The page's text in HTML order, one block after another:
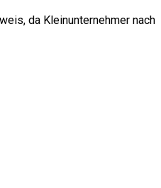
da Kleinunternehmer nach